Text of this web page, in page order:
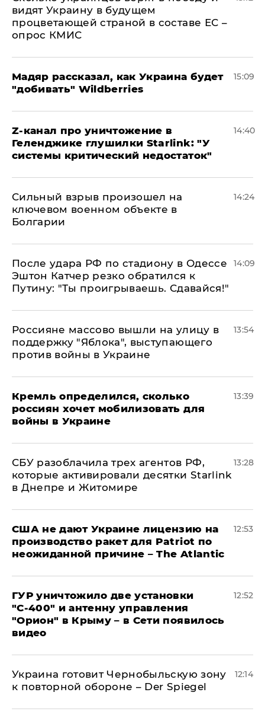
видят Украину в будущем
процветающей страной в составе ЕС –
опрос КМИС
Мадяр рассказал, как Украина будет
"добивать" Wildberries
15:09
Z-канал про уничтожение в
Геленджике глушилки Starlink: "У
системы критический недостаток"
14:40
Сильный взрыв произошел на
ключевом военном объекте в
Болгарии
14:24
После удара РФ по стадиону в Одессе
Эштон Катчер резко обратился к
Путину: "Ты проигрываешь. Сдавайся!"
14:09
Россияне массово вышли на улицу в
поддержку "Яблока", выступающего
против войны в Украине
13:54
Кремль определился, сколько
россиян хочет мобилизовать для
войны в Украине
13:39
СБУ разоблачила трех агентов РФ,
которые активировали десятки Starlink
в Днепре и Житомире
13:28
США не дают Украине лицензию на
производство ракет для Patriot по
неожиданной причине – The Atlantic
12:53
ГУР уничтожило две установки
"С‑400" и антенну управления
"Орион" в Крыму – в Сети появилось
видео
12:52
Украина готовит Чернобыльскую зону
к повторной обороне – Der Spiegel
12:14